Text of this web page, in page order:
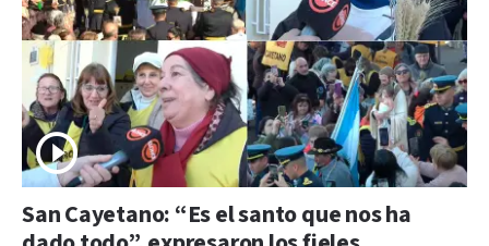
San Cayetano: “Es el santo que nos ha